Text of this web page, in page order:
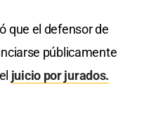
que el defensor de
públicamente
juicio por jurados.